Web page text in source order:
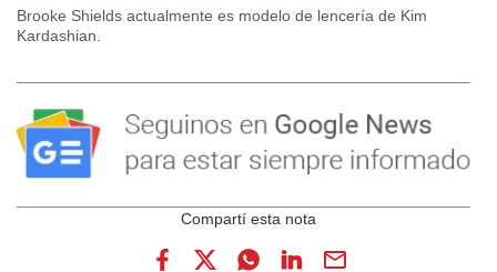
Brooke Shields actualmente es modelo de lencería de Kim
Kardashian.